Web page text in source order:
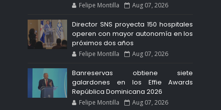
Felipe Montilla Aug 07, 2026
Director SNS proyecta 150 hospitales
operen con mayor autonomía en los
próximos dos años
Felipe Montilla Aug 07, 2026
Banreservas obtiene siete
galardones en los Effie Awards
República Dominicana 2026
Felipe Montilla Aug 07, 2026